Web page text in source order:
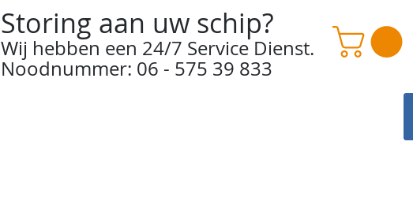
Storing aan uw schip?
Wij hebben een 24/7 Service Dienst.
Noodnummer: 06 - 575 39 833